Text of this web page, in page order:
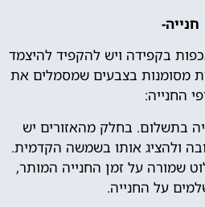
חנייה-
בקפידה ויש להקפיד להיצמד
מסומנות בצבעים שמסמלים את
החנייה:
בתשלום. בחלק מהאזורים יש
ולהציג אותו בשמשה הקדמית.
שמורה על זמן החנייה המותר,
על החנייה.